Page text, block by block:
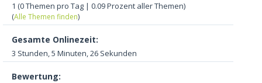
1 (0 Themen pro Tag | 0.09 Prozent aller Themen)
(Alle Themen finden)
Gesamte Onlinezeit:
3 Stunden, 5 Minuten, 26 Sekunden
Bewertung: